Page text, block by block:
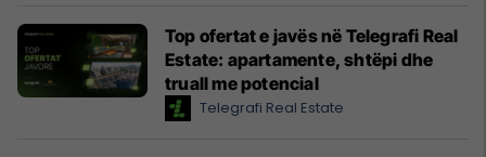
Top ofertat e javës në Telegrafi Real
Estate: apartamente, shtëpi dhe
truall me potencial
Telegrafi Real Estate